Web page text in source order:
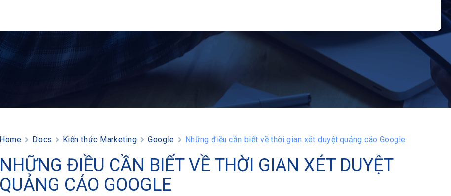
Home Docs Kiến thức Marketing Google Những điều cần biết về thời gian xét duyệt quảng cáo Google
NHỮNG ĐIỀU CẦN BIẾT VỀ THỜI GIAN XÉT DUYỆT
QUẢNG CÁO GOOGLE